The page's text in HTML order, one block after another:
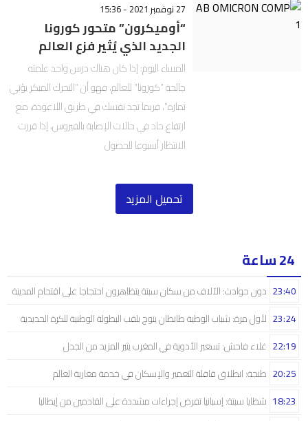
27 نوفمبر 2021 - 15:36
“أوميكرون” متحور كورونا
الجديد الذي يُثير فزع العالم
المساء اليوم: إذا كان هناك درس واحد علمته
جائحة “كورونا” للعالم، فهو أن “التحرك المبكر يؤتي
ثماره”، فربما تجد نفسك في طريق اللاعودة، مع
ارتفاع حاد في حالات الإصابة بالفيروس، إذا قررت
الانتظار أسبوعا للحصول
تحميل المزيد
24 ساعة
دون حوادث: الآلاف من سكان سبتة يتظاهرون احتجاجا على اقتحام المدينة 23:40
لأول مرة: شباب الوطية طانطان يتوج بلقب البطولة الوطنية للكرة الحديدية 23:24
غلاء فاحش: تسعير الأدوية في المغرب يثير المزيد من الجدل 22:19
طنجة: انطلاق قافلة التعمير والإسكان في خدمة مغاربة العالم 20:25
شظايا سبتة: إسبانيا تفرض إجراءات مشددة على القادمين من إيطاليا 18:23